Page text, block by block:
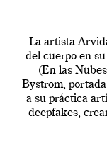
La artista
del cuerpo en
(En las
Byström,
a su práctica
deepfakes,